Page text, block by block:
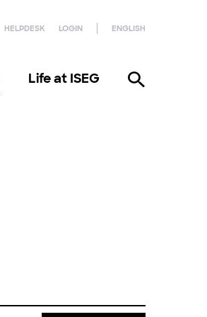
HELPDESK LOGIN ENGLISH
Life at ISEG